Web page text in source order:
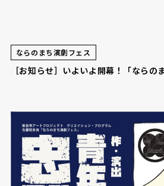
ならのまち演劇フェス
［お知らせ］いよいよ開幕！「ならの